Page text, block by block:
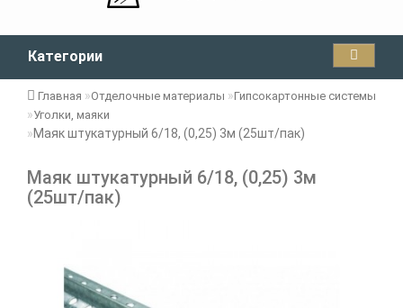
Категории
Главная Отделочные материалы
Гипсокартонные системы
Уголки, маяки
Маяк штукатурный 6/18, (0,25) 3м (25шт/пак)
Маяк штукатурный 6/18, (0,25) 3м
(25шт/пак)